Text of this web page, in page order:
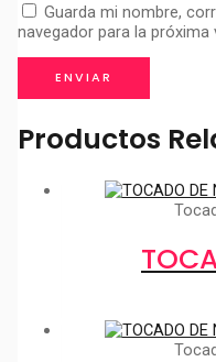
Guarda mi nombre,
navegador para la próxima
Productos